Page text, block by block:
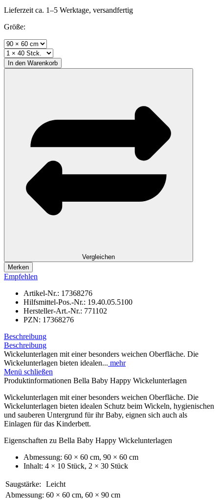
Lieferzeit ca. 1–5 Werktage, versandfertig
Größe:
In den Warenkorb
Vergleichen
Merken
Empfehlen
Artikel-Nr.: 17368276
Hilfsmittel-Pos.-Nr.: 19.40.05.5100
Hersteller-Art.-Nr.: 771102
PZN: 17368276
Beschreibung
Beschreibung
Wickelunterlagen mit einer besonders weichen Oberfläche. Die
Wickelunterlagen bieten idealen... mehr
Menü schließen
Produktinformationen Bella Baby Happy Wickelunterlagen
Wickelunterlagen mit einer besonders weichen Oberfläche. Die
Wickelunterlagen bieten idealen Schutz beim Wickeln, hygienischen
und sauberen Untergrund für ihr Baby, eignen sich auch als
Einlagen für das Kinderbett.
Eigenschaften zu Bella Baby Happy Wickelunterlagen
Abmessung: 60 × 60 cm, 90 × 60 cm
Inhalt: 4 × 10 Stück, 2 × 30 Stück
Saugstärke:
Leicht
Abmessung: 60 × 60 cm, 60 × 90 cm